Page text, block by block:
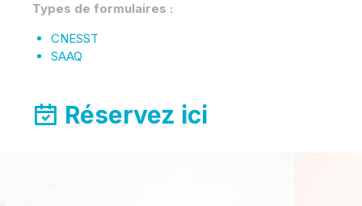
Types de formulaires :
CNESST
SAAQ
Réservez ici